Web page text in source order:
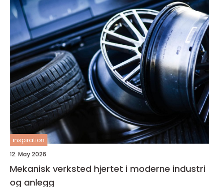
inspiration
12. May 2026
Mekanisk verksted hjertet i moderne industri
og anlegg